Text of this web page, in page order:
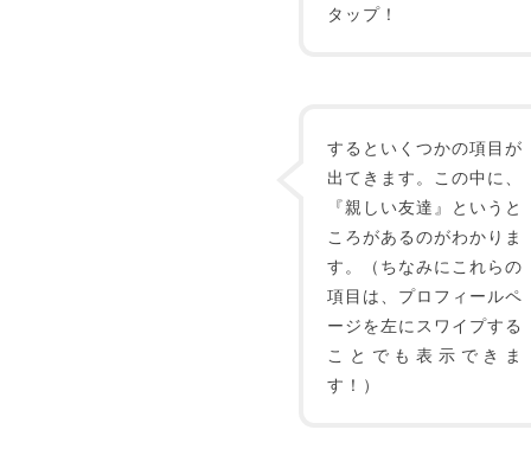
タップ！
するといくつかの項目が
出てきます。この中に、
『親しい友達』というと
ころがあるのがわかりま
す。（ちなみにこれらの
項目は、プロフィールペ
ージを左にスワイプする
ことでも表示できま
す！）